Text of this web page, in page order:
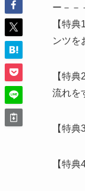
ー－－
【特
ンツを
【特
流れを
【特
【特